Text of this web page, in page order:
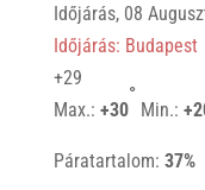
Időjárás, 08
Időjárás: Budapest
+29
Max.: +30
°
Min.: +
Páratartalom: 37%